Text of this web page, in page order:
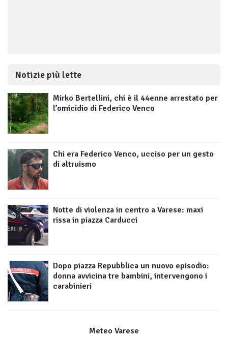
Notizie più lette
Mirko Bertellini, chi è il 44enne arrestato per
l’omicidio di Federico Venco
Chi era Federico Venco, ucciso per un gesto
di altruismo
Notte di violenza in centro a Varese: maxi
rissa in piazza Carducci
Dopo piazza Repubblica un nuovo episodio:
donna avvicina tre bambini, intervengono i
carabinieri
Meteo Varese